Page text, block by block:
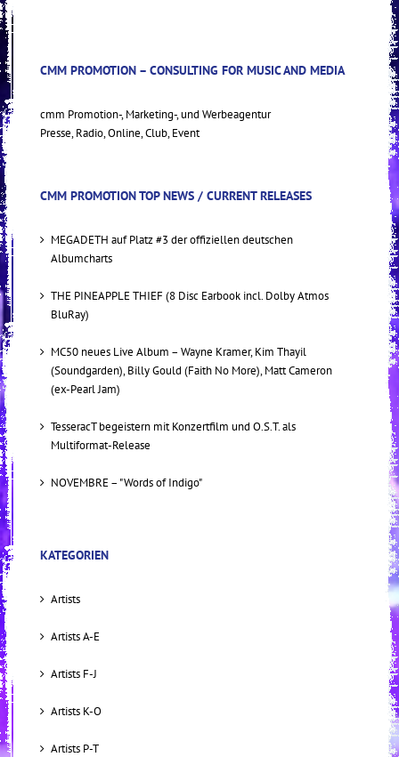
CMM PROMOTION – CONSULTING FOR MUSIC AND MEDIA
cmm Promotion-, Marketing-, und Werbeagentur
Presse, Radio, Online, Club, Event
CMM PROMOTION TOP NEWS / CURRENT RELEASES
MEGADETH auf Platz #3 der offiziellen deutschen
Albumcharts
THE PINEAPPLE THIEF (8 Disc Earbook incl. Dolby Atmos
BluRay)
MC50 neues Live Album – Wayne Kramer, Kim Thayil
(Soundgarden), Billy Gould (Faith No More), Matt Cameron
(ex-Pearl Jam)
TesseracT begeistern mit Konzertfilm und O.S.T. als
Multiformat-Release
NOVEMBRE – "Words of Indigo"
KATEGORIEN
Artists
Artists A-E
Artists F-J
Artists K-O
Artists P-T